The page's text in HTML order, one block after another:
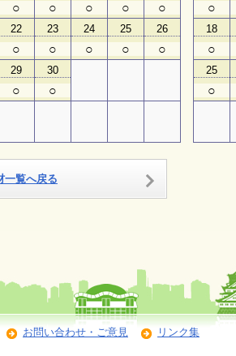
○ ○ ○ ○ ○
22
○
23
○
24
○
25
○
26
○
29
○
30
○
○
18
○
25
○
一覧へ戻る
お問い合わせ・ご意見 リンク集